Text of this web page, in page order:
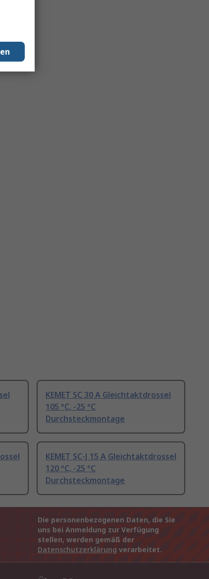
KEMET SC 30 A Gleichtaktdrossel
105 °C, -25 °C
Durchsteckmontage
KEMET SC-J 15 A Gleichtaktdrossel
120 °C, -25 °C
Durchsteckmontage
Die personenbezogenen Daten, die Sie
uns bei Anmeldung zur Verfügung
stellen, werden gemäß der
Datenschutzerklärung verarbeitet.